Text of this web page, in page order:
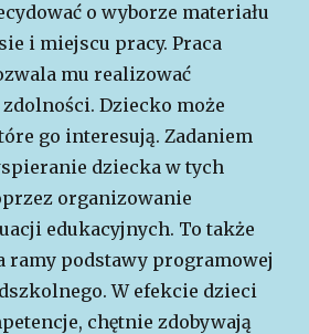
o wyborze materiału
i miejscu pracy. Praca
mu realizować
Dziecko może
go interesują. Zadaniem
dziecka w tych
organizowanie
edukacyjnych. To także
ramy podstawy programowej
W efekcie dzieci
chętnie zdobywają